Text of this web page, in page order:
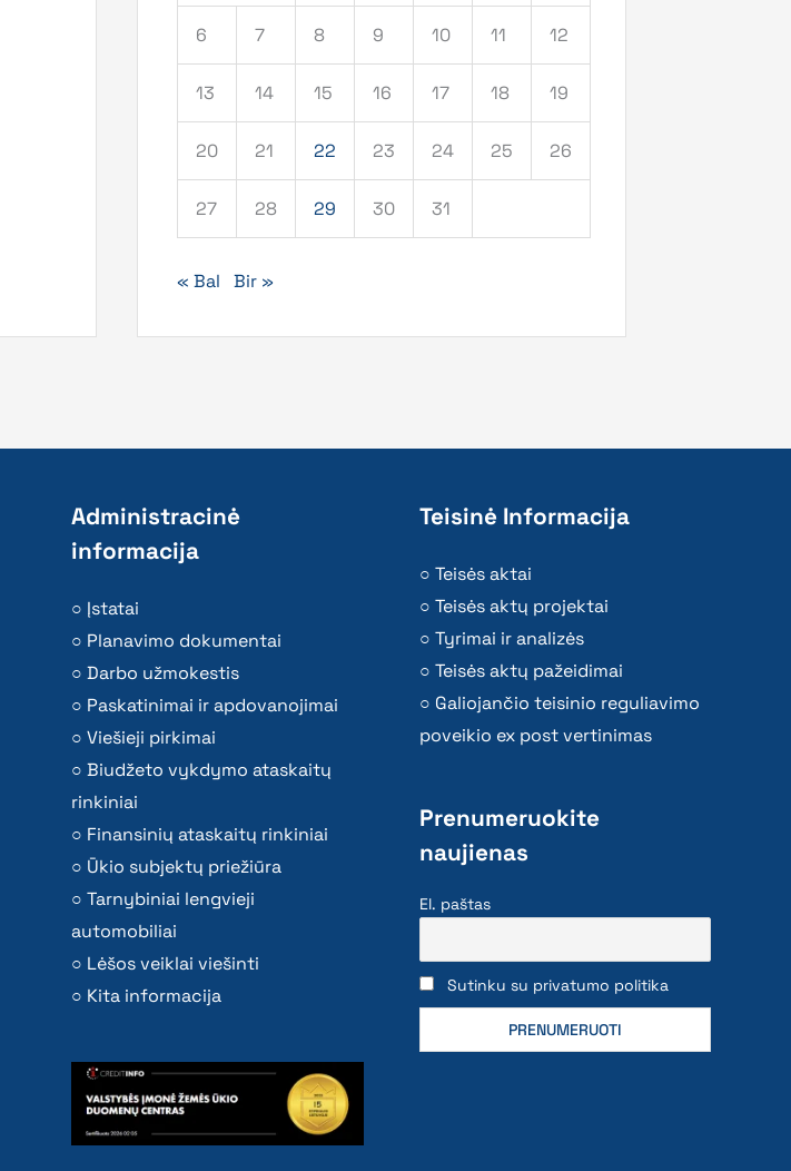
6 7 8 9 10 11 12
13 14 15 16 17 18 19
20 21 22 23 24 25 26
27 28 29 30 31
« Bal Bir »
Administracinė
informacija
Įstatai
Planavimo dokumentai
Darbo užmokestis
Paskatinimai ir apdovanojimai
Viešieji pirkimai
Biudžeto vykdymo ataskaitų
rinkiniai
Finansinių ataskaitų rinkiniai
Ūkio subjektų priežiūra
Tarnybiniai lengvieji
automobiliai
Lėšos veiklai viešinti
Kita informacija
Teisinė Informacija
Teisės aktai
Teisės aktų projektai
Tyrimai ir analizės
Teisės aktų pažeidimai
Galiojančio teisinio reguliavimo
poveikio ex post vertinimas
Prenumeruokite
naujienas
El. paštas
Sutinku su privatumo politika